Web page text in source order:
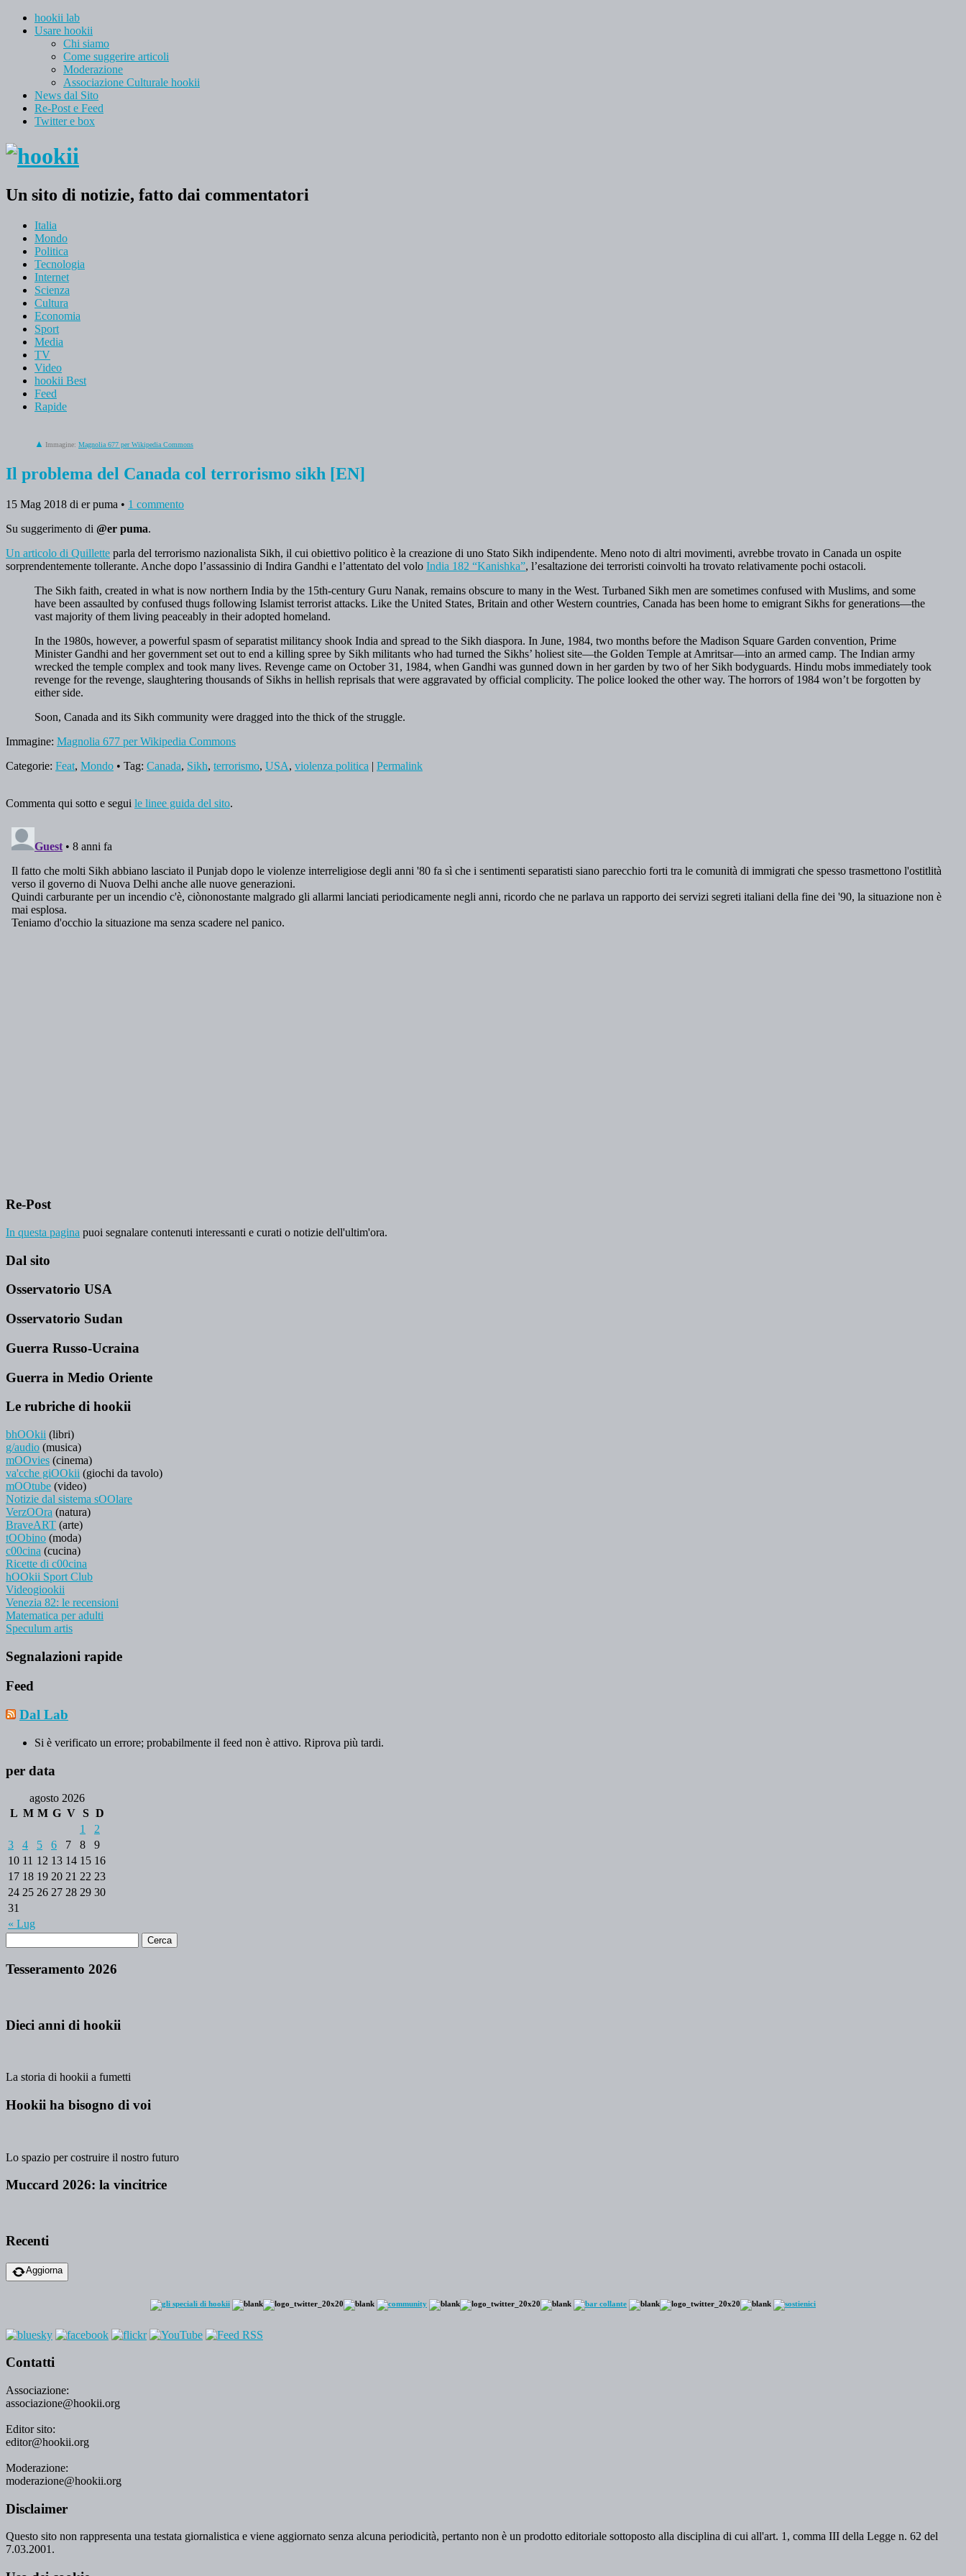
hookii lab
Usare hookii
Chi siamo
Come suggerire articoli
Moderazione
Associazione Culturale hookii
News dal Sito
Re-Post e Feed
Twitter e box
Un sito di notizie, fatto dai commentatori
Italia
Mondo
Politica
Tecnologia
Internet
Scienza
Cultura
Economia
Sport
Media
TV
Video
hookii Best
Feed
Rapide
Immagine: Magnolia 677 per Wikipedia Commons
Il problema del Canada col terrorismo sikh [EN]
15 Mag 2018 di er puma • 1 commento
Su suggerimento di @er puma.
Un articolo di Quillette parla del terrorismo nazionalista Sikh, il cui obiettivo politico è la creazione di uno Stato Sikh indipendente. Meno noto di altri movimenti, avrebbe trovato in Canada un ospite
sorprendentemente tollerante. Anche dopo l’assassinio di Indira Gandhi e l’attentato del volo India 182 “Kanishka”, l’esaltazione dei terroristi coinvolti ha trovato relativamente pochi ostacoli.
The Sikh faith, created in what is now northern India by the 15th-century Guru Nanak, remains obscure to many in the West. Turbaned Sikh men are sometimes confused with Muslims, and some
have been assaulted by confused thugs following Islamist terrorist attacks. Like the United States, Britain and other Western countries, Canada has been home to emigrant Sikhs for generations—the
vast majority of them living peaceably in their adopted homeland.
In the 1980s, however, a powerful spasm of separatist militancy shook India and spread to the Sikh diaspora. In June, 1984, two months before the Madison Square Garden convention, Prime
Minister Gandhi and her government set out to end a killing spree by Sikh militants who had turned the Sikhs’ holiest site—the Golden Temple at Amritsar—into an armed camp. The Indian army
wrecked the temple complex and took many lives. Revenge came on October 31, 1984, when Gandhi was gunned down in her garden by two of her Sikh bodyguards. Hindu mobs immediately took
revenge for the revenge, slaughtering thousands of Sikhs in hellish reprisals that were aggravated by official complicity. The police looked the other way. The horrors of 1984 won’t be forgotten by
either side.
Soon, Canada and its Sikh community were dragged into the thick of the struggle.
Immagine: Magnolia 677 per Wikipedia Commons
Categorie: Feat, Mondo • Tag: Canada, Sikh, terrorismo, USA, violenza politica | Permalink
Commenta qui sotto e segui le linee guida del sito.
Re-Post
In questa pagina puoi segnalare contenuti interessanti e curati o notizie dell'ultim'ora.
Dal sito
Osservatorio USA
Osservatorio Sudan
Guerra Russo-Ucraina
Guerra in Medio Oriente
Le rubriche di hookii
bhOOkii (libri)
g/audio (musica)
mOOvies (cinema)
va'cche giOOkii (giochi da tavolo)
mOOtube (video)
Notizie dal sistema sOOlare
VerzOOra (natura)
BraveART (arte)
tOObino (moda)
c00cina (cucina)
Ricette di c00cina
hOOkii Sport Club
Videogiookii
Venezia 82: le recensioni
Matematica per adulti
Speculum artis
Segnalazioni rapide
Feed
Dal Lab
Si è verificato un errore; probabilmente il feed non è attivo. Riprova più tardi.
per data
agosto 2026
L M M G V S D
« Lug
1
2
3
4 5 6 7 8
9
10 11 12 13 14 15 16
17 18 19 20 21 22 23
24 25 26 27 28 29 30
31
Tesseramento 2026
Dieci anni di hookii
La storia di hookii a fumetti
Hookii ha bisogno di voi
Lo spazio per costruire il nostro futuro
Muccard 2026: la vincitrice
Recenti
Aggiorna
Contatti
Associazione:
associazione@hookii.org
Editor sito:
editor@hookii.org
Moderazione:
moderazione@hookii.org
Disclaimer
Questo sito non rappresenta una testata giornalistica e viene aggiornato senza alcuna periodicità, pertanto non è un prodotto editoriale sottoposto alla disciplina di cui all'art. 1, comma III della Legge n. 62 del
7.03.2001.